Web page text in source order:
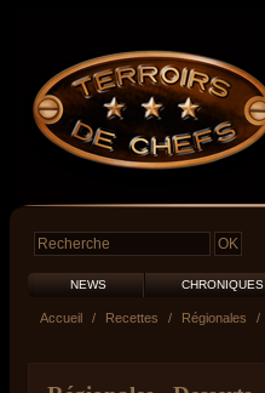
NEWS CHRONIQUES
Accueil / Recettes / Régionales /